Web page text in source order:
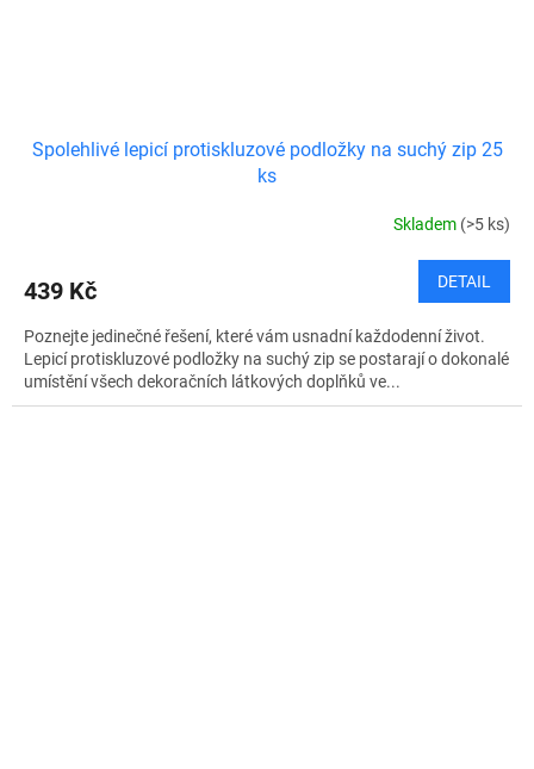
Spolehlivé lepicí protiskluzové podložky na suchý zip 25
ks
Skladem (>5 ks)
439 Kč DETAIL
Poznejte jedinečné řešení, které vám usnadní každodenní život.
Lepicí protiskluzové podložky na suchý zip se postarají o dokonalé
umístění všech dekoračních látkových doplňků ve...